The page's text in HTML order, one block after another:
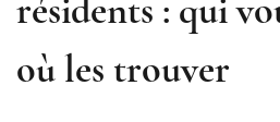
résidents : qui
où les trouver